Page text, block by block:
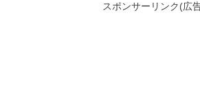
スポンサーリンク(広